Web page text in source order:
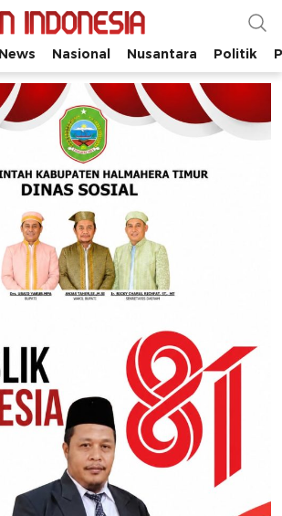
di Indonesia
Nasional Nusantara Politik